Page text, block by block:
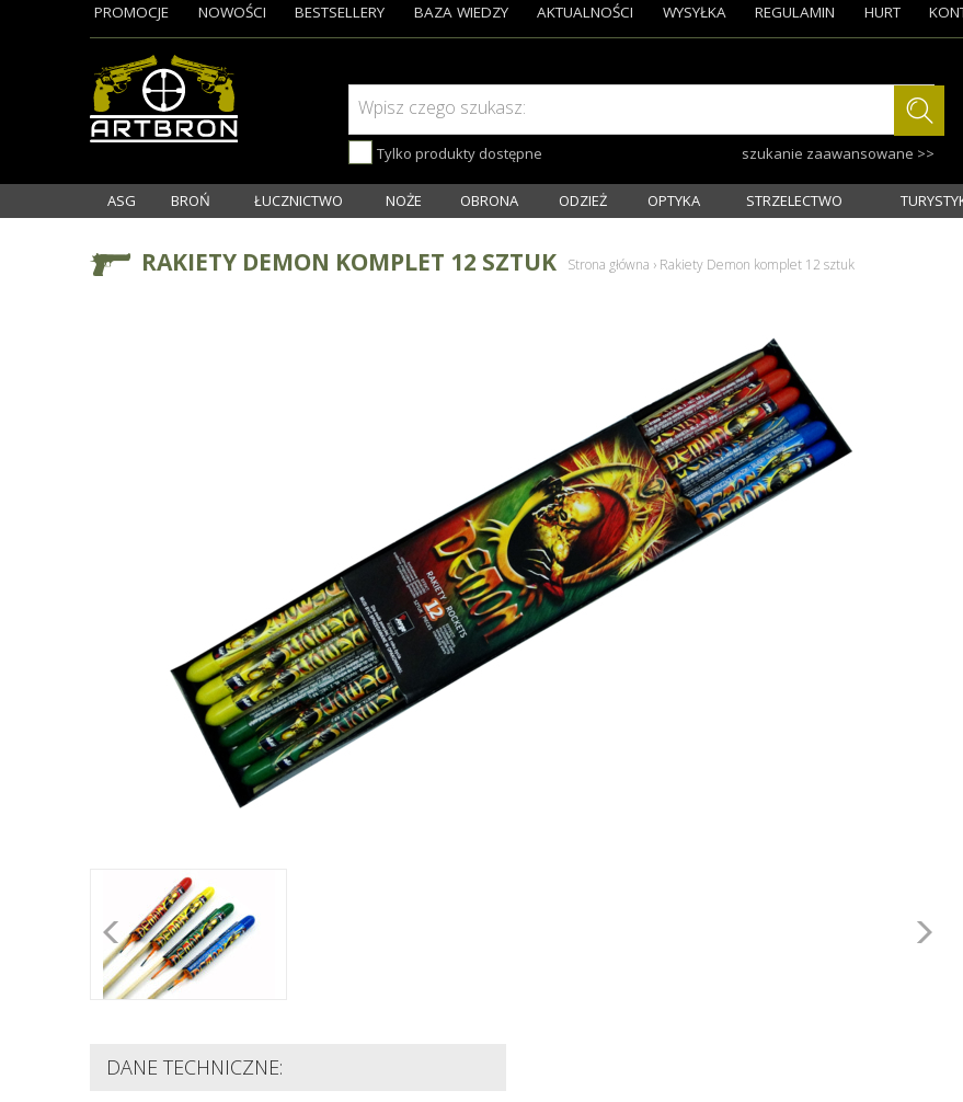
Wpisz czego szukasz:
Tylko produkty dostępne szukanie zaawansowane >>
PROMOCJE NOWOŚCI BESTSELLERY BAZA WIEDZY AKTUALNOŚCI WYSYŁKA REGULAMIN HURT
ASG BROŃ ŁUCZNICTWO NOŻE OBRONA ODZIEŻ OPTYKA STRZELECTWO
RAKIETY DEMON KOMPLET 12 SZTUK Strona główna › Rakiety Demon komplet 12 sztuk
DANE TECHNICZNE: